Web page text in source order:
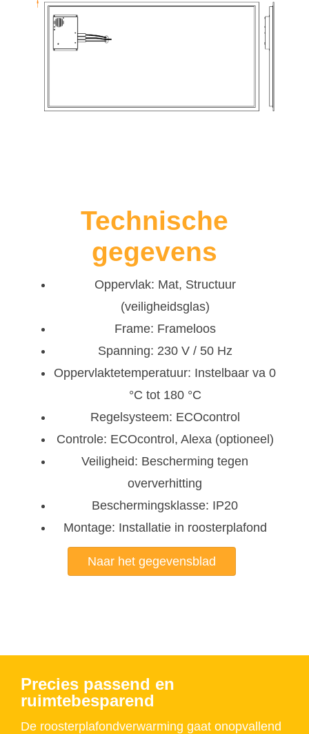
Technische
gegevens
Oppervlak: Mat, Structuur
(veiligheidsglas)
Frame: Frameloos
Spanning: 230 V / 50 Hz
Oppervlaktetemperatuur: Instelbaar va 0
°C tot 180 °C
Regelsysteem: ECOcontrol
Controle: ECOcontrol, Alexa (optioneel)
Veiligheid: Bescherming tegen
oververhitting
Beschermingsklasse: IP20
Montage: Installatie in roosterplafond
Naar het gegevensblad
Precies passend en
ruimtebesparend
De roosterplafondverwarming gaat onopvallend